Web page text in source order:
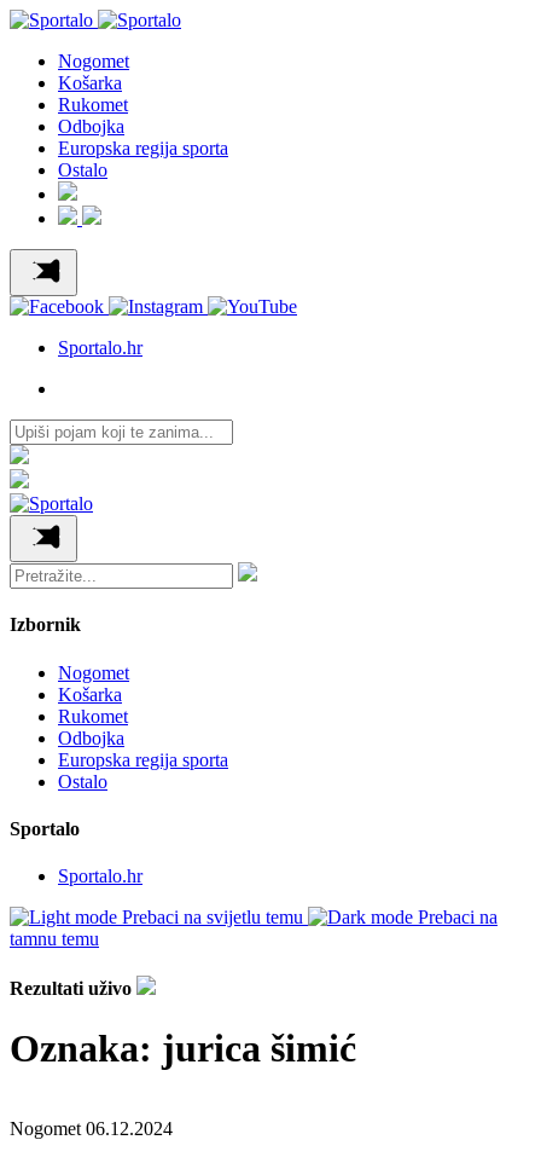
Nogomet
Košarka
Rukomet
Odbojka
Europska regija sporta
Ostalo
Sportalo.hr
Izbornik
Nogomet
Košarka
Rukomet
Odbojka
Europska regija sporta
Ostalo
Sportalo
Sportalo.hr
Prebaci na svijetlu temu
Prebaci na
tamnu temu
Rezultati uživo
Oznaka: jurica šimić
Nogomet 06.12.2024